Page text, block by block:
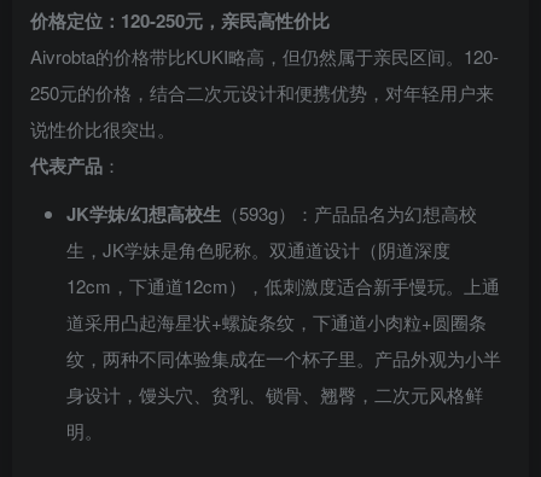
价格定位：120-250元，亲民高性价比
Aivrobta的价格带比KUKI略高，但仍然属于亲民区间。120-
250元的价格，结合二次元设计和便携优势，对年轻用户来
说性价比很突出。
代表产品 ：
JK学妹/幻想高校生 （593g）：产品品名为幻想高校
生，JK学妹是角色昵称。双通道设计（阴道深度
12cm，下通道12cm），低刺激度适合新手慢玩。上通
道采用凸起海星状+螺旋条纹，下通道小肉粒+圆圈条
纹，两种不同体验集成在一个杯子里。产品外观为小半
身设计，馒头穴、贫乳、锁骨、翘臀，二次元风格鲜
明。